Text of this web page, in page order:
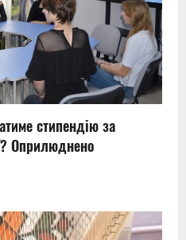
стипендію за
Оприлюднено